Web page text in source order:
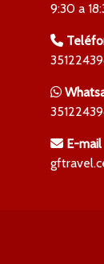
9:30 a
E-mail